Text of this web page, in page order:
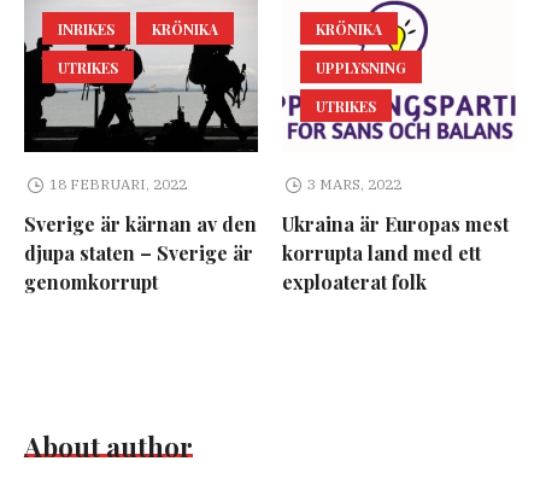
INRIKES
KRÖNIKA
UTRIKES
18 FEBRUARI, 2022
Sverige är kärnan av den
djupa staten – Sverige är
genomkorrupt
KRÖNIKA
UPPLYSNING
UTRIKES
3 MARS, 2022
Ukraina är Europas mest
korrupta land med ett
exploaterat folk
About author